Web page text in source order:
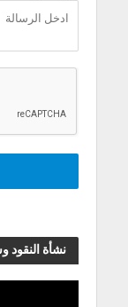
نشأة النقود